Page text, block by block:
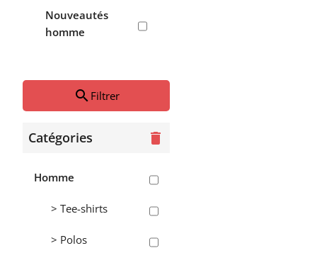
> Sweats
> Garçon
pulls,
>
Nouveautés
homme
search Filtrer
Catégories delete
Homme
> Tee-shirts
> Polos